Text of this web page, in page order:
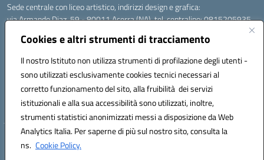
Cookies e altri strumenti di tracciamento
Il nostro Istituto non utilizza strumenti di profilazione degli utenti -
sono utilizzati esclusivamente cookies tecnici necessari al
corretto funzionamento del sito, alla fruibilità dei servizi
istituzionali e alla sua accessibilità sono utilizzati, inoltre,
strumenti statistici anonimizzati messi a disposizione da Web
Analytics Italia. Per saperne di più sul nostro sito, consulta la
ns. Cookie Policy.
Sede centrale con liceo artistico, indirizzi design e grafica:
via Armando Diaz, 59 - 80011 Acerra (NA), tel. centralino: 0815205935
via T. Campanella, 80011 Acerra (NA), tel/fax: 0818850905
Sede succursale con liceo musicale:
via S. Pellico, 80011 Acerra (NA), tel: 08119660921
Email: nais10900c@istruzione.it | PEC: nais10900c@pec.istruzione.it |
Nome Ufficio PA: Uff_eFatturaPA | Codice Univoco ufficio: UFOYYV |
C.Fisc: 93056740637
Hosting & Powered by 3D Solution S.r.l.
Concept & Design by Designers Italia